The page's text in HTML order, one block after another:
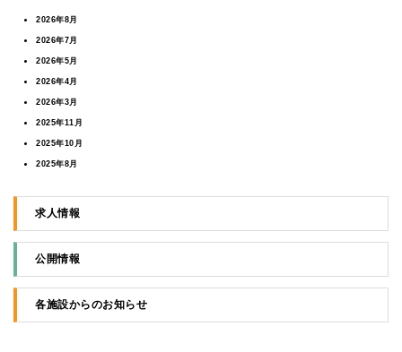
2026年8月
2026年7月
2026年5月
2026年4月
2026年3月
2025年11月
2025年10月
2025年8月
2024年1月
2023年10月
2023年9月
求人情報
公開情報
各施設からのお知らせ